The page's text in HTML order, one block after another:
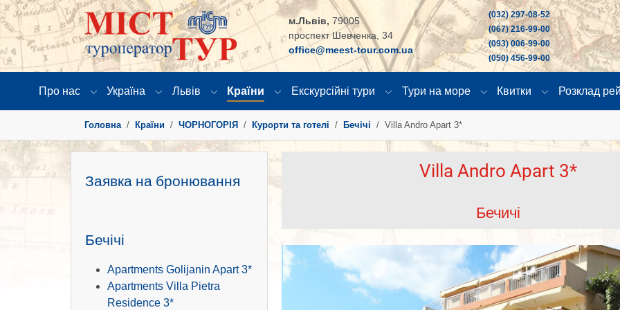
м.Львів, 79005
проспект Шевченка, 34
office@meest-tour.com.ua
(032) 297-08-52
(067) 216-99-00
(093) 006-99-00
(050) 456-99-00
Про нас
Submenu for "Про нас"
Україна
Submenu for "Україна"
Львів
Submenu for "Львів"
Країни
Submenu for "Країни"
Екскурсійні тури
Submenu for "Екскурсійні тури"
Тури на море
Submenu for "Тури на
Квитки
Submenu for
Розклад
Головна
Країни ЧОРНОГОРІЯ Курорти та готелі Бечічі Villa Andro Apart 3*
Заявка на бронювання
Бечічі
Apartments Golijanin Apart 3*
Apartments Villa Pietra
Residence 3*
Villa Andro Apart 3*
Бечичі